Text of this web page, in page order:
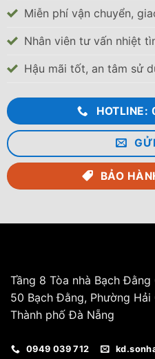
Miễn phí vận chuyển,
Nhân viên tư vấn nhiệt
Hậu mãi tốt, an tâm sử
BẢO
Tầng 8 Tòa nhà Bạch Đằng
50 Bạch Đằng, Phường Hải
Thành phố Đà Nẵng
0949 039 712